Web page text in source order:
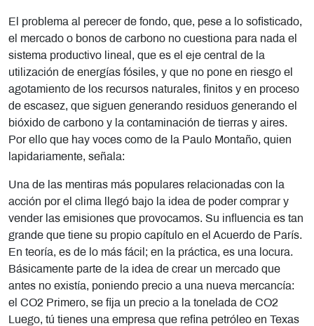
El problema al perecer de fondo, que, pese a lo sofisticado,
el mercado o bonos de carbono no cuestiona para nada el
sistema productivo lineal, que es el eje central de la
utilización de energías fósiles, y que no pone en riesgo el
agotamiento de los recursos naturales, finitos y en proceso
de escasez, que siguen generando residuos generando el
bióxido de carbono y la contaminación de tierras y aires.
Por ello que hay voces como de la Paulo Montaño, quien
lapidariamente, señala:
Una de las mentiras más populares relacionadas con la
acción por el clima llegó bajo la idea de poder comprar y
vender las emisiones que provocamos. Su influencia es tan
grande que tiene su propio capítulo en el Acuerdo de París.
En teoría, es de lo más fácil; en la práctica, es una locura.
Básicamente parte de la idea de crear un mercado que
antes no existía, poniendo precio a una nueva mercancía:
el CO2 Primero, se fija un precio a la tonelada de CO2
Luego, tú tienes una empresa que refina petróleo en Texas